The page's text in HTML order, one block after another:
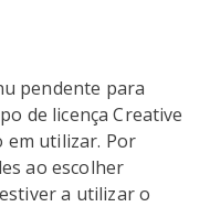
pendente para
de licença Creative
em utilizar. Por
ao escolher
a utilizar o